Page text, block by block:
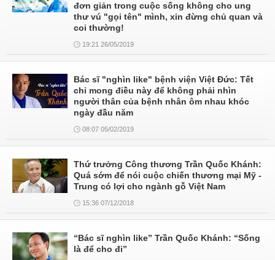
đơn giản trong cuộc sống không cho ung
thư vú "gọi tên" mình, xin đừng chủ quan và
coi thường!
19:21 26/05/2019
Bác sĩ "nghìn like" bệnh viện Việt Đức: Tết
chỉ mong điều này để không phải nhìn
người thân của bệnh nhân ôm nhau khóc
ngày đầu năm
08:07 05/02/2019
Thứ trưởng Công thương Trần Quốc Khánh:
Quá sớm để nói cuộc chiến thương mại Mỹ -
Trung có lợi cho ngành gỗ Việt Nam
15:36 07/12/2018
“Bác sĩ nghìn like” Trần Quốc Khánh: “Sống
là để cho đi”